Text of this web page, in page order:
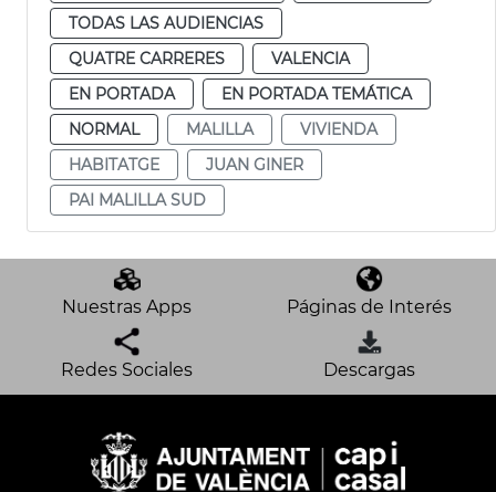
TODAS LAS AUDIENCIAS
QUATRE CARRERES
VALENCIA
EN PORTADA
EN PORTADA TEMÁTICA
NORMAL
MALILLA
VIVIENDA
HABITATGE
JUAN GINER
PAI MALILLA SUD
Nuestras Apps Páginas de Interés
Redes Sociales Descargas